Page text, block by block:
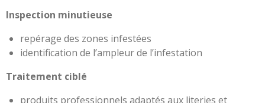
Inspection minutieuse
repérage des zones infestées
identification de l’ampleur de l’infestation
Traitement ciblé
produits professionnels adaptés aux literies et